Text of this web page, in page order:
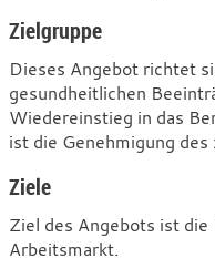
Zielgruppe
Dieses Angebot richtet
gesundheitlichen
Wiedereinstieg in das
ist die Genehmigung
Ziele
Ziel des Angebots ist
Arbeitsmarkt.